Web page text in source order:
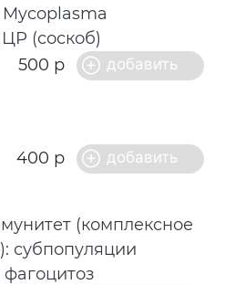
(соскоб)
500 р
400 р
(комплексное
субпопуляции